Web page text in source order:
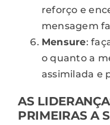
reforço e
mensagem
Mensure:
o quanto a
assimilada e
AS
PRIMEIRAS A